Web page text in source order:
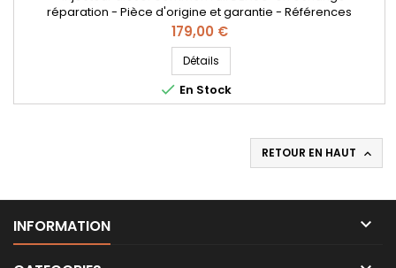
réparation - Pièce d'origine et garantie - Références
compatibles: 095000-5130 , 0950005130 , DCRI105130 , 16600-
AW400 , 16600-AW401 , 16600-AW402 , 16600-AW40C , 16600-
AW420 , 16600AW402 , aw400 aw4 , aw400aw4 , aw402 aw4
, aw402aw4 , 095000-5070 , 095000-507# , 0950005070 ,
095000507# - Pour...
Prix
179,00 €
Détails
 En Stock
RETOUR EN HAUT 
INFORMATION 